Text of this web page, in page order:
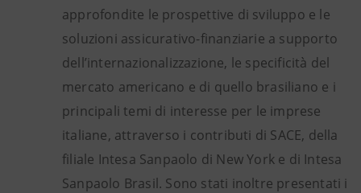
approfondite le prospettive di sviluppo e le
soluzioni assicurativo-finanziarie a supporto
dell’internazionalizzazione, le specificità del
mercato americano e di quello brasiliano e i
principali temi di interesse per le imprese
italiane, attraverso i contributi di SACE, della
filiale Intesa Sanpaolo di New York e di Intesa
Sanpaolo Brasil. Sono stati inoltre presentati i